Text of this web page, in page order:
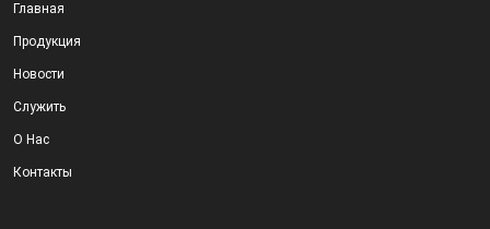
Главная
Продукция
Новости
Служить
О Нас
Контакты